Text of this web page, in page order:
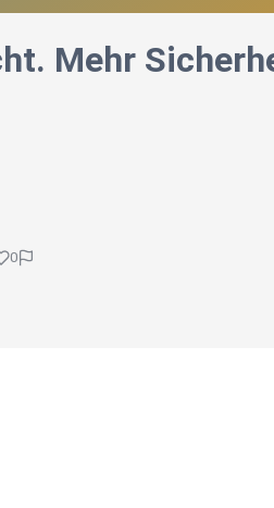
Mehr
0